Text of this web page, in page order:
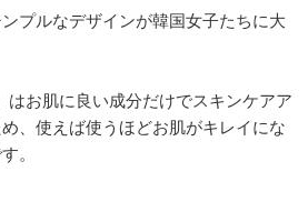
プルなデザインが韓国女子たちに大
はお肌に良い成分だけでスキンケアア
、使えば使うほどお肌がキレイにな
。